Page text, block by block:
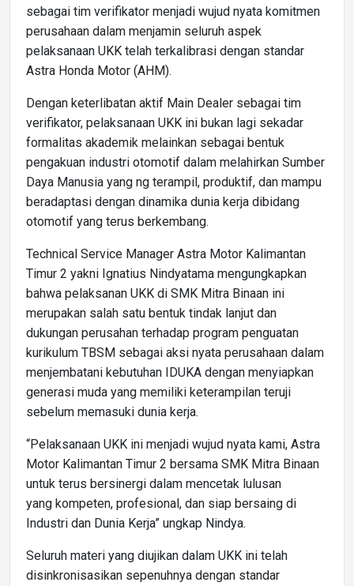
sebagai tim verifikator menjadi wujud nyata komitmen
perusahaan dalam menjamin seluruh aspek
pelaksanaan UKK telah terkalibrasi dengan standar
Astra Honda Motor (AHM).
Dengan keterlibatan aktif Main Dealer sebagai tim
verifikator, pelaksanaan UKK ini bukan lagi sekadar
formalitas akademik melainkan sebagai bentuk
pengakuan industri otomotif dalam melahirkan Sumber
Daya Manusia yang ng terampil, produktif, dan mampu
beradaptasi dengan dinamika dunia kerja dibidang
otomotif yang terus berkembang.
Technical Service Manager Astra Motor Kalimantan
Timur 2 yakni Ignatius Nindyatama mengungkapkan
bahwa pelaksanan UKK di SMK Mitra Binaan ini
merupakan salah satu bentuk tindak lanjut dan
dukungan perusahan terhadap program penguatan
kurikulum TBSM sebagai aksi nyata perusahaan dalam
menjembatani kebutuhan IDUKA dengan menyiapkan
generasi muda yang memiliki keterampilan teruji
sebelum memasuki dunia kerja.
“Pelaksanaan UKK ini menjadi wujud nyata kami, Astra
Motor Kalimantan Timur 2 bersama SMK Mitra Binaan
untuk terus bersinergi dalam mencetak lulusan
yang kompeten, profesional, dan siap bersaing di
Industri dan Dunia Kerja” ungkap Nindya.
Seluruh materi yang diujikan dalam UKK ini telah
disinkronisasikan sepenuhnya dengan standar